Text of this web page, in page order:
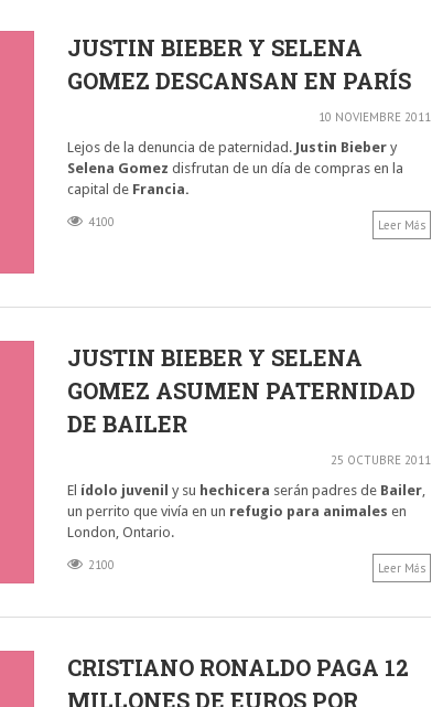
JUSTIN BIEBER Y SELENA
GOMEZ DESCANSAN EN PARÍS
10 NOVIEMBRE 2011
Lejos de la denuncia de paternidad. Justin Bieber y
Selena Gomez disfrutan de un día de compras en la
capital de Francia.
4100 Leer Más
JUSTIN BIEBER Y SELENA
GOMEZ ASUMEN PATERNIDAD
DE BAILER
25 OCTUBRE 2011
El ídolo juvenil y su hechicera serán padres de Bailer,
un perrito que vivía en un refugio para animales en
London, Ontario.
2100 Leer Más
CRISTIANO RONALDO PAGA 12
MILLONES DE EUROS POR